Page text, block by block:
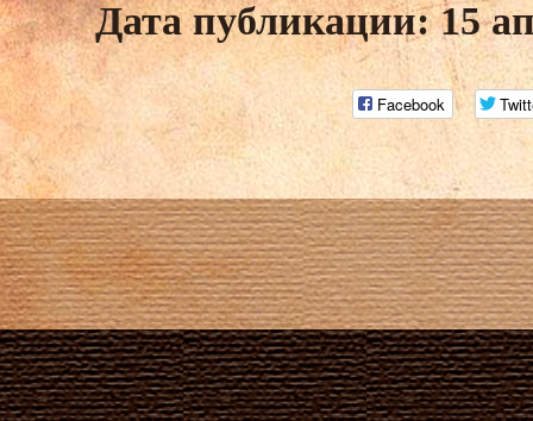
Дата публикации: 15
Facebook